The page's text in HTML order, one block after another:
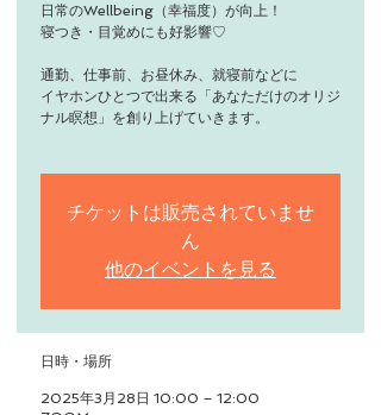
日常のWellbeing（幸福度）が向上！
寝つき・目覚めにも好影響♡
通勤、仕事前、お昼休み、就寝前などに
イヤホンひとつで出来る「あなただけのオリジ
ナル瞑想」を創り上げていきます。
チケットは販売されていませ
ん
他のイベントを見る
日時・場所
2025年3月28日 10:00 – 12:00